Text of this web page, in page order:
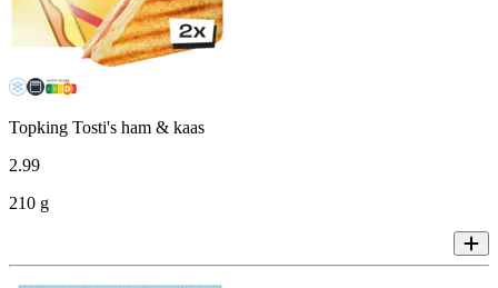
Topking Tosti's ham & kaas
2.99
210 g